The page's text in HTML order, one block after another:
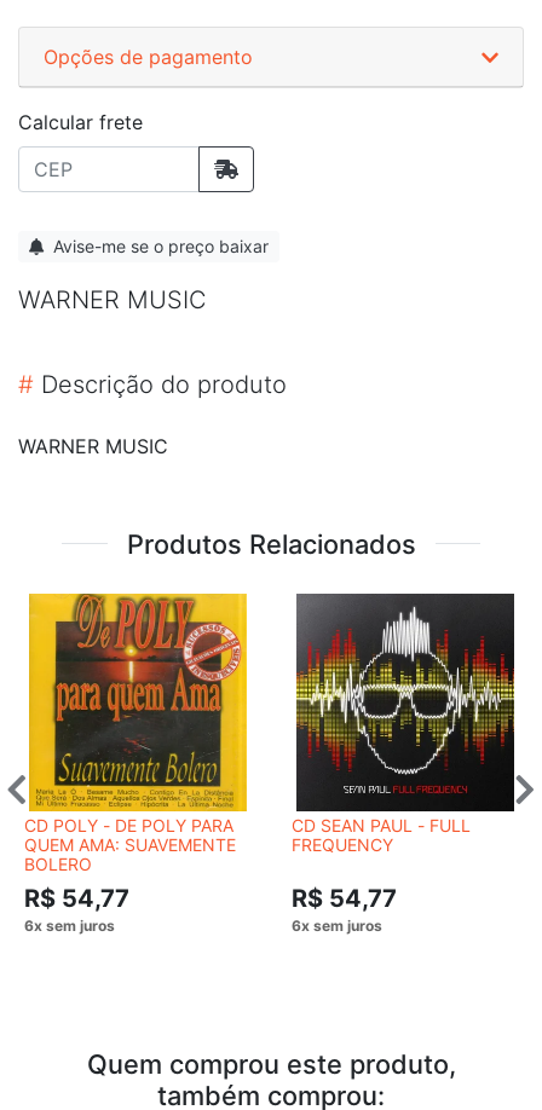
Opções de pagamento
Calcular frete
Avise-me se o preço baixar
WARNER MUSIC
# Descrição do produto
WARNER MUSIC
Produtos Relacionados
CD POLY - DE POLY PARA
QUEM AMA: SUAVEMENTE
BOLERO
R$ 54,77
CD SEAN PAUL - FULL
FREQUENCY
R$ 54,77
Quem comprou este produto,
também comprou: